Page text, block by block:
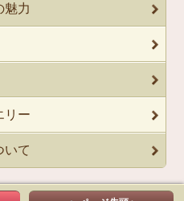
魅力
リー
いて